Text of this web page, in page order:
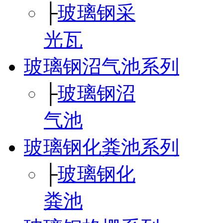
├玻璃钢采
光瓦
玻璃钢沼气池系列
├玻璃钢沼
气池
玻璃钢化粪池系列
├玻璃钢化
粪池